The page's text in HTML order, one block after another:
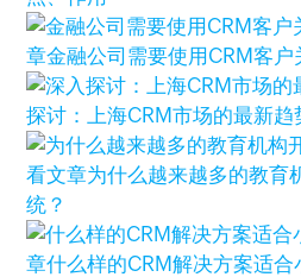
章金融公司需要使用CRM客
探讨：上海CRM市场的最新趋
看文章为什么越来越多的教育
统？
章什么样的CRM解决方案适合